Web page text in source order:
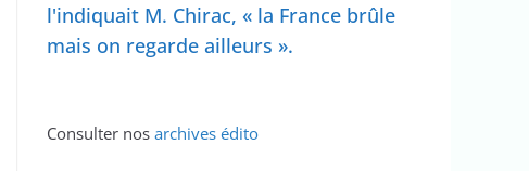
l'indiquait M. Chirac, « la France brûle
mais on regarde ailleurs ».
Consulter nos archives édito